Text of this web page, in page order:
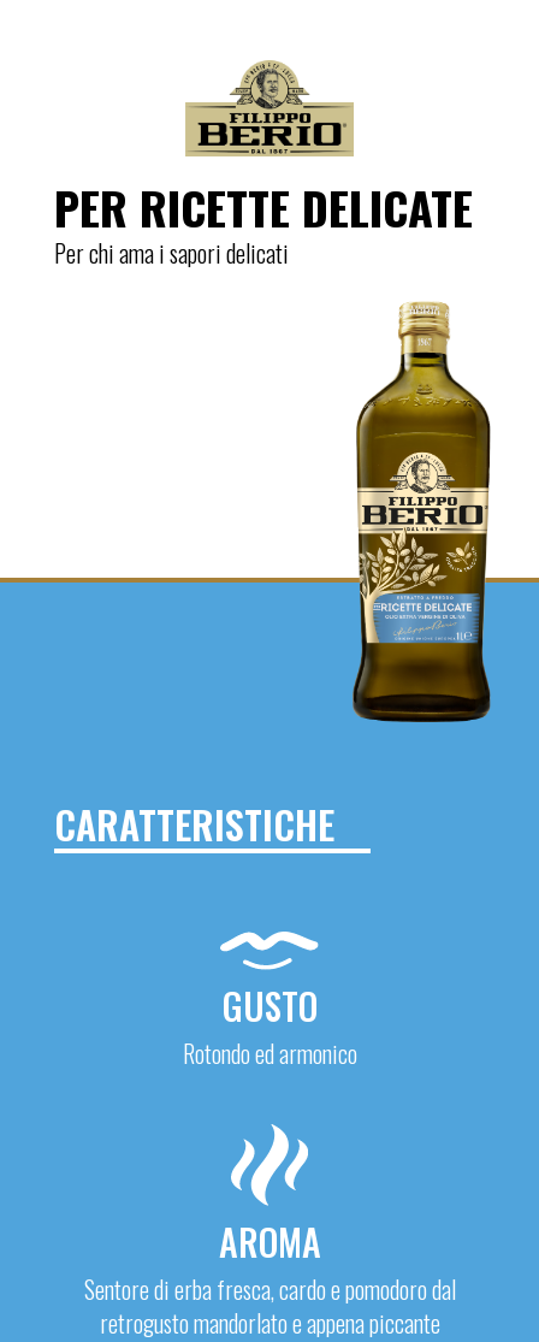
PER RICETTE DELICATE
Per chi ama i sapori delicati
CARATTERISTICHE
GUSTO
Rotondo ed armonico
AROMA
Sentore di erba fresca, cardo e pomodoro dal
retrogusto mandorlato e appena piccante